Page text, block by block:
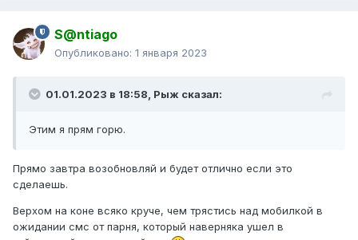
S@ntiago
Опубликовано: 1 января 2023
01.01.2023 в 18:58, Рыж сказал:
Этим я прям горю.
Прямо завтра возобновляй и будет отлично если это
сделаешь.
Верхом на коне всяко круче, чем трястись над мобилкой в
ожидании смс от парня, который наверняка ушел в